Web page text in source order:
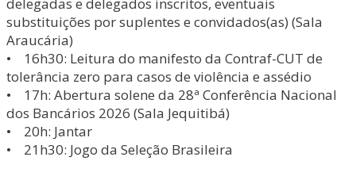
substituições por suplentes e convidados(as) (Sala
Araucária)
• 16h30: Leitura do manifesto da Contraf-CUT de
tolerância zero para casos de violência e assédio
• 17h: Abertura solene da 28ª Conferência Nacional
dos Bancários 2026 (Sala Jequitibá)
• 20h: Jantar
• 21h30: Jogo da Seleção Brasileira